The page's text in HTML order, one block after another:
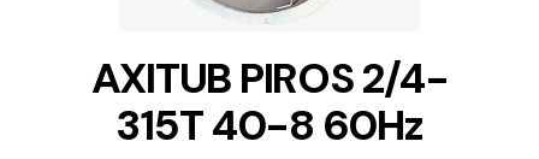
AXITUB PIROS 2/4-
315T 40-8 60Hz